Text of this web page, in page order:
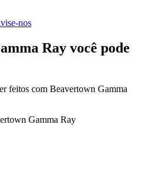
nos
Ray você pode
feitos com Beavertown Gamma
Gamma Ray